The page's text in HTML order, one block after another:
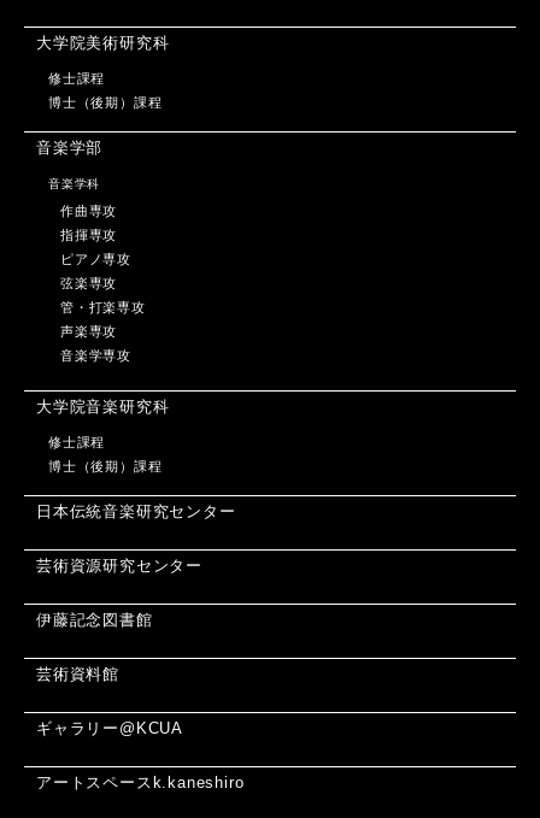
大学院美術研究科
修士課程
博士（後期）課程
音楽学部
音楽学科
作曲専攻
指揮専攻
ピアノ専攻
弦楽専攻
管・打楽専攻
声楽専攻
音楽学専攻
大学院音楽研究科
修士課程
博士（後期）課程
日本伝統音楽研究センター
芸術資源研究センター
伊藤記念図書館
芸術資料館
ギャラリー@KCUA
アートスペースk.kaneshiro